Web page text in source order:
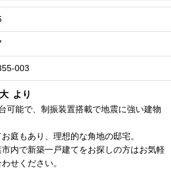
003
より
可能で、制振装置搭載で地震に強い建物
庭もあり、理想的な角地の邸宅。
内で新築一戸建てをお探しの方はお気軽
せください。